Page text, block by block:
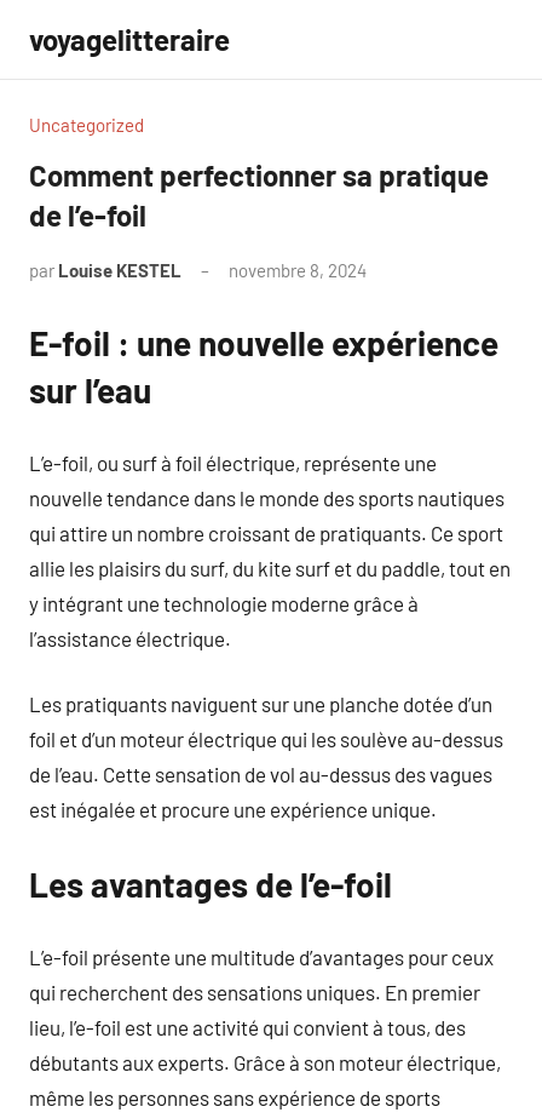
contenu
voyagelitteraire
Uncategorized
Comment perfectionner sa pratique
de l’e-foil
par Louise KESTEL novembre 8, 2024
E-foil : une nouvelle expérience
sur l’eau
L’e-foil, ou surf à foil électrique, représente une
nouvelle tendance dans le monde des sports nautiques
qui attire un nombre croissant de pratiquants. Ce sport
allie les plaisirs du surf, du kite surf et du paddle, tout en
y intégrant une technologie moderne grâce à
l’assistance électrique.
Les pratiquants naviguent sur une planche dotée d’un
foil et d’un moteur électrique qui les soulève au-dessus
de l’eau. Cette sensation de vol au-dessus des vagues
est inégalée et procure une expérience unique.
Les avantages de l’e-foil
L’e-foil présente une multitude d’avantages pour ceux
qui recherchent des sensations uniques. En premier
lieu, l’e-foil est une activité qui convient à tous, des
débutants aux experts. Grâce à son moteur électrique,
même les personnes sans expérience de sports